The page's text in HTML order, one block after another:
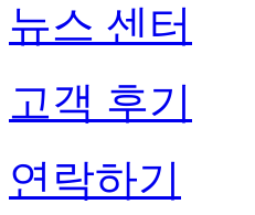
뉴스 센터
고객 후기
연락하기